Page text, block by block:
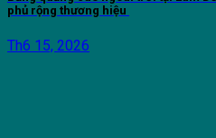
phủ rộng thương hiệu
Th6 15, 2026